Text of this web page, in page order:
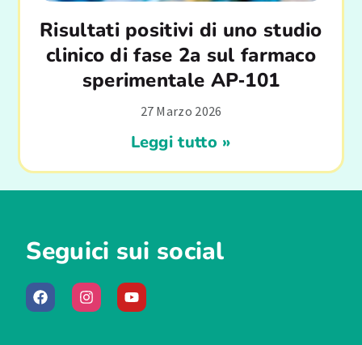
Risultati positivi di uno studio
clinico di fase 2a sul farmaco
sperimentale AP‑101
27 Marzo 2026
Leggi tutto »
Seguici sui social